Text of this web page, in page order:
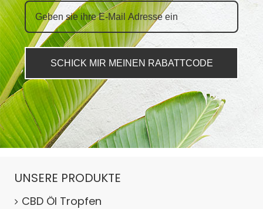
SCHICK MIR MEINEN RABATTCODE
UNSERE PRODUKTE
CBD Öl Tropfen